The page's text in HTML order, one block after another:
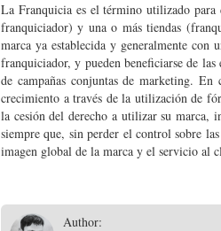
La Franquicia es el término utilizado
franquiciador) y una o más tiendas
marca ya establecida y generalmente
franquiciador, y pueden beneficiarse de las
de campañas conjuntas de marketing.
crecimiento a través de la utilización de
la cesión del derecho a utilizar su marca,
siempre que, sin perder el control sobre
imagen global de la marca y el servicio al
Author: